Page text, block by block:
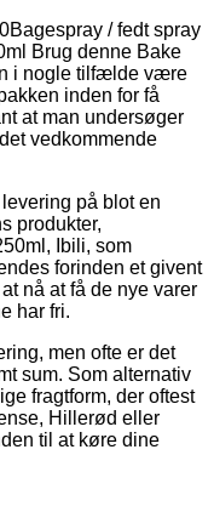
Bagespray / fedt spray
Brug denne Bake
i nogle tilfælde være
inden for få
at man undersøger
vedkommende
på blot en
produkter,
Ibili, som
forinden et givent
nå at få de nye varer
har fri.
men ofte er det
sum. Som alternativ
fragtform, der oftest
Hillerød eller
til at køre dine